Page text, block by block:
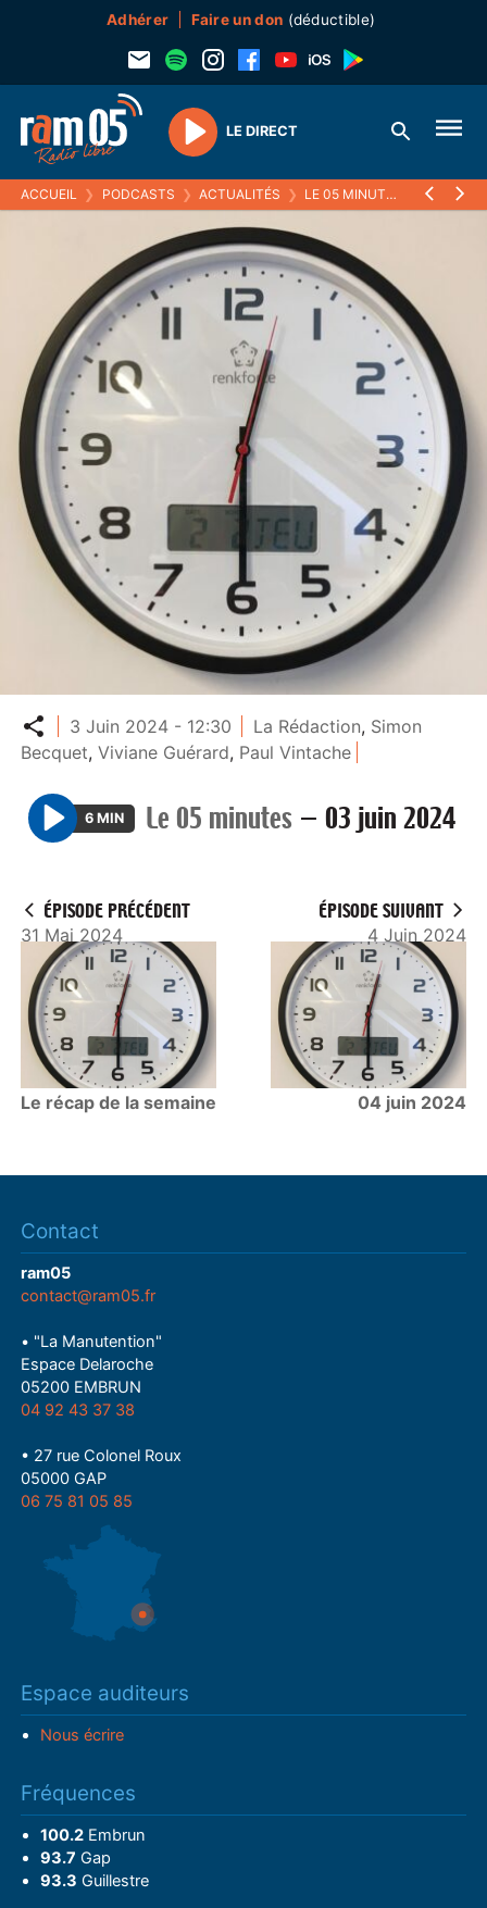
Adhérer Faire un don (déductible)
Play
LE DIRECT
ACCUEIL ❯ PODCASTS ❯ ACTUALITÉS ❯ LE 05 MINUTES 03 JUIN
Partager
3 Juin 2024 - 12:30 La Rédaction, Simon
Becquet,Viviane Guérard, Paul Vintache
P
y
6 MIN Le 05 minutes — 03 juin 2024
ÉPISODE PRÉCÉDENT
31 Mai 2024
Le récap de la semaine
ÉPISODE SUIVANT
4 Juin 2024
04 juin 2024
Contact
ram05
contact@ram05.fr
• "La Manutention"
Espace Delaroche
05200 EMBRUN
04 92 43 37 38
• 27 rue Colonel Roux
05000 GAP
06 75 81 05 85
Espace auditeurs
Nous écrire
Fréquences
100.2Embrun
93.7 Gap
93.3 Guillestre